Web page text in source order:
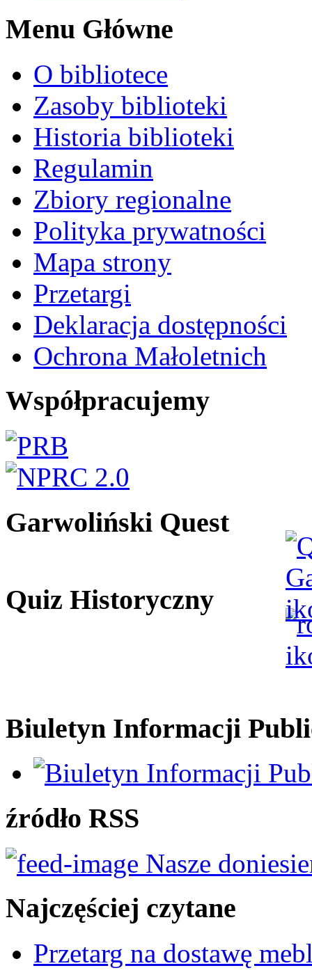
Menu Główne
O bibliotece
Zasoby biblioteki
Historia biblioteki
Regulamin
Zbiory regionalne
Polityka prywatności
Mapa strony
Przetargi
Deklaracja dostępności
Ochrona Małoletnich
Współpracujemy
Garwoliński Quest
Quiz Historyczny
Biuletyn Informacji
źródło RSS
Nasze
Najczęściej czytane
Przetarg na dostawę